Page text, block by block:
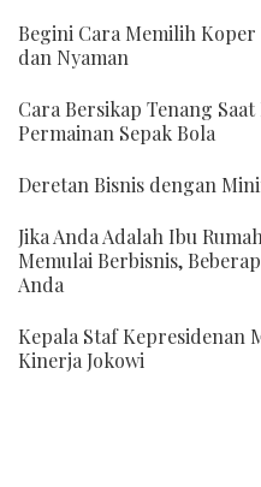
Begini Cara Memilih
dan Nyaman
Cara Bersikap Tenang
Permainan Sepak Bola
Deretan Bisnis dengan
Jika Anda Adalah Ibu
Memulai Berbisnis,
Anda
Kepala Staf Kepresidenan
Kinerja Jokowi